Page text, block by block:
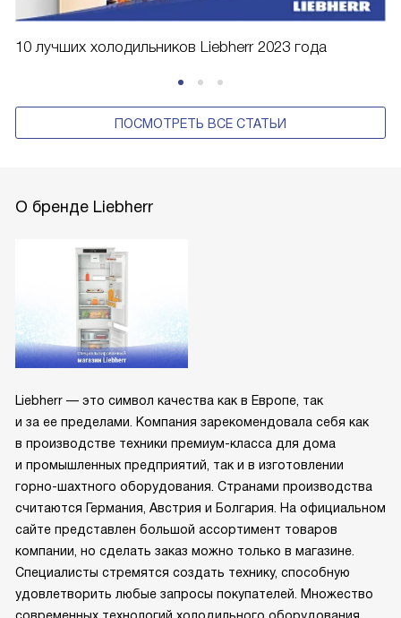
10 лучших холодильников Liebherr 2023 года
ПОСМОТРЕТЬ ВСЕ СТАТЬИ
О бренде Liebherr
Liebherr — это символ качества как в Европе, так
и за ее пределами. Компания зарекомендовала себя как
в производстве техники премиум-класса для дома
и промышленных предприятий, так и в изготовлении
горно-шахтного оборудования. Странами производства
считаются Германия, Австрия и Болгария. На официальном
сайте представлен большой ассортимент товаров
компании, но сделать заказ можно только в магазине.
Специалисты стремятся создать технику, способную
удовлетворить любые запросы покупателей. Множество